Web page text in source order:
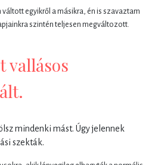
egyikről a másikra, én is szavaztam
szintén teljesen megváltozott.
vallásos
mindenki mást. Úgy jelennek
szekták.